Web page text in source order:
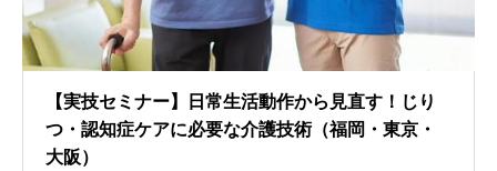
【実技セミナー】日常生活動作から見直す！じり
つ・認知症ケアに必要な介護技術（福岡・東京・
大阪）